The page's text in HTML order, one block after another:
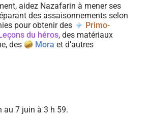
aidez Nazafarin à mener ses
des assaisonnements selon
pour obtenir des
Primo-
du héros, des matériaux
des
Mora et d’autres
au 7 juin à 3 h 59.